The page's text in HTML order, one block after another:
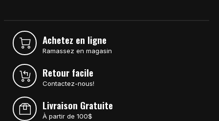
Achetez en ligne
Ramassez en magasin
Retour facile
Contactez-nous!
Livraison Gratuite
À partir de 100$